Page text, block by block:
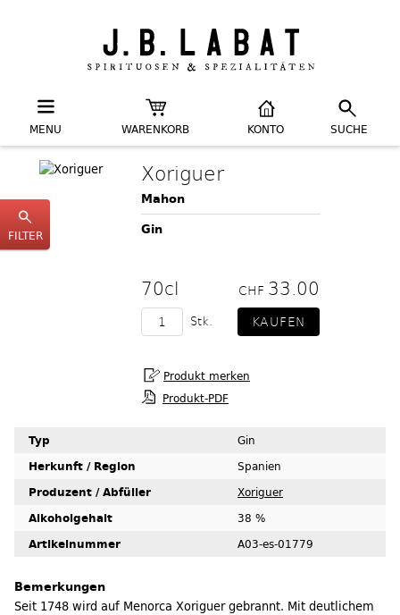
MENU WARENKORB KONTO SUCHE
FILTER
Xoriguer
Mahon
Gin
70cl CHF 33.00
Stk.
Produkt-PDF
Typ
Gin
Herkunft / Region
Spanien
Produzent / Abfüller
Xoriguer
Alkoholgehalt
38 %
Artikelnummer
A03-es-01779
Bemerkungen
Seit 1748 wird auf Menorca Xoriguer gebrannt. Mit deutlichem